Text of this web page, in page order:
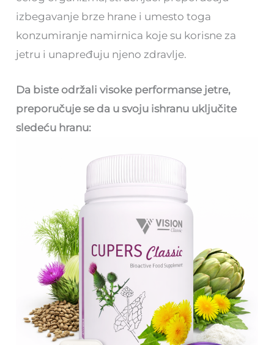
izbegavanje brze hrane i umesto toga
konzumiranje namirnica koje su korisne za
jetru i unapređuju njeno zdravlje.
Da biste održali visoke performanse jetre,
preporučuje se da u svoju ishranu uključite
sledeću hranu: